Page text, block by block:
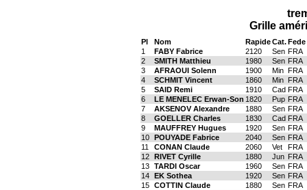
Grille
Pl Nom Rapide Cat. Fede
1
FABY Fabrice 2120 Sen FRA
2
SMITH Matthieu 1980 Sen FRA
3
AFRAOUI Solenn 1900 Min FRA
4
SCHMIT Vincent 1860 Min FRA
5
SAID Remi 1910 Cad FRA
6
LE MENELEC Erwan-Son 1820 Pup FRA
7
AKSENOV Alexandre 1880 Sen FRA
8
GOELLER Charles 1830 Cad FRA
9
MAUFFREY Hugues 1920 Sen FRA
10
POUYADE Fabrice 2040 Sen FRA
11
CONAN Claude 2060 Vet FRA
12
RIVET Cyrille 1880 Jun FRA
13
TARDI Oscar 1960 Sen FRA
14
EK Sothea 1920 Sen FRA
15
COTTIN Claude 1880 Sen FRA